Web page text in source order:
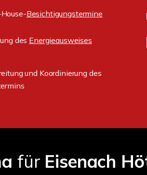
Besichtigungstermine
des Energieausweises
und Koordinierung des
für Eisenach